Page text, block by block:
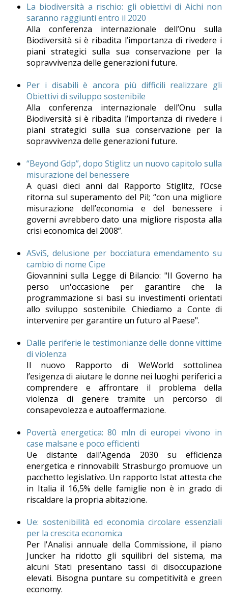
La biodiversità a rischio: gli obiettivi di Aichi non
saranno raggiunti entro il 2020
Alla conferenza internazionale dell’Onu sulla
Biodiversità si è ribadita l’importanza di rivedere i
piani strategici sulla sua conservazione per la
sopravvivenza delle generazioni future.
Per i disabili è ancora più difficili realizzare gli
Obiettivi di sviluppo sostenibile
Alla conferenza internazionale dell’Onu sulla
Biodiversità si è ribadita l’importanza di rivedere i
piani strategici sulla sua conservazione per la
sopravvivenza delle generazioni future.
“Beyond Gdp”, dopo Stiglitz un nuovo capitolo sulla
misurazione del benessere
A quasi dieci anni dal Rapporto Stiglitz, l’Ocse
ritorna sul superamento del Pil; “con una migliore
misurazione dell’economia e del benessere i
governi avrebbero dato una migliore risposta alla
crisi economica del 2008”.
ASviS, delusione per bocciatura emendamento su
cambio di nome Cipe
Giovannini sulla Legge di Bilancio: "Il Governo ha
perso un'occasione per garantire che la
programmazione si basi su investimenti orientati
allo sviluppo sostenibile. Chiediamo a Conte di
intervenire per garantire un futuro al Paese".
Dalle periferie le testimonianze delle donne vittime
di violenza
Il nuovo Rapporto di WeWorld sottolinea
l’esigenza di aiutare le donne nei luoghi periferici a
comprendere e affrontare il problema della
violenza di genere tramite un percorso di
consapevolezza e autoaffermazione.
Povertà energetica: 80 mln di europei vivono in
case malsane e poco efficienti
Ue distante dall’Agenda 2030 su efficienza
energetica e rinnovabili: Strasburgo promuove un
pacchetto legislativo. Un rapporto Istat attesta che
in Italia il 16,5% delle famiglie non è in grado di
riscaldare la propria abitazione.
Ue: sostenibilità ed economia circolare essenziali
per la crescita economica
Per l'Analisi annuale della Commissione, il piano
Juncker ha ridotto gli squilibri del sistema, ma
alcuni Stati presentano tassi di disoccupazione
elevati. Bisogna puntare su competitività e green
economy.